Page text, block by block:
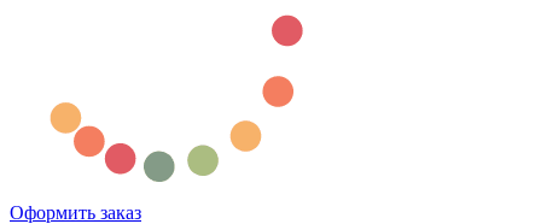
Оформить заказ